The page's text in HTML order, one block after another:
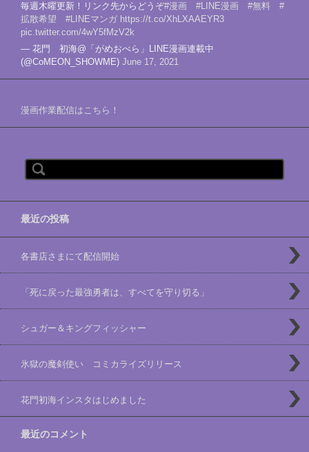
毎週木曜更新！リンク先からどうぞ#漫画 #LINE漫画 #無料
#
拡散希望
#LINEマンガ https://t.co/XhLXAAEYR3
pic.twitter.com/4wY5fMzV2k
— 花門 初海@「がめおべら」LINE漫画連載中
(@CoMEON_SHOWME) June 17, 2021
漫画作業配信はこちら！
検索:
最近の投稿
各書店さまにて配信開始
「死に戻った最強勇者は、すべてを守り切る」
シュガー＆キングフィッシャー
氷獄の魔剣使い コミカライズリリース
花門初海インスタはじめました
最近のコメント